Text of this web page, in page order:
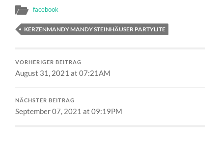
facebook
KERZENMANDY MANDY STEINHÄUSER PARTYLITE
VORHERIGER BEITRAG
August 31, 2021 at 07:21AM
NÄCHSTER BEITRAG
September 07, 2021 at 09:19PM